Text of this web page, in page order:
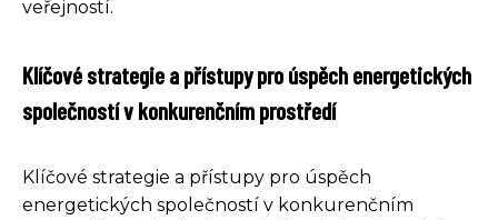
veřejností.
Klíčové strategie a přístupy pro úspěch energetických
společností v konkurenčním prostředí
Klíčové strategie a přístupy pro úspěch
energetických společností v konkurenčním